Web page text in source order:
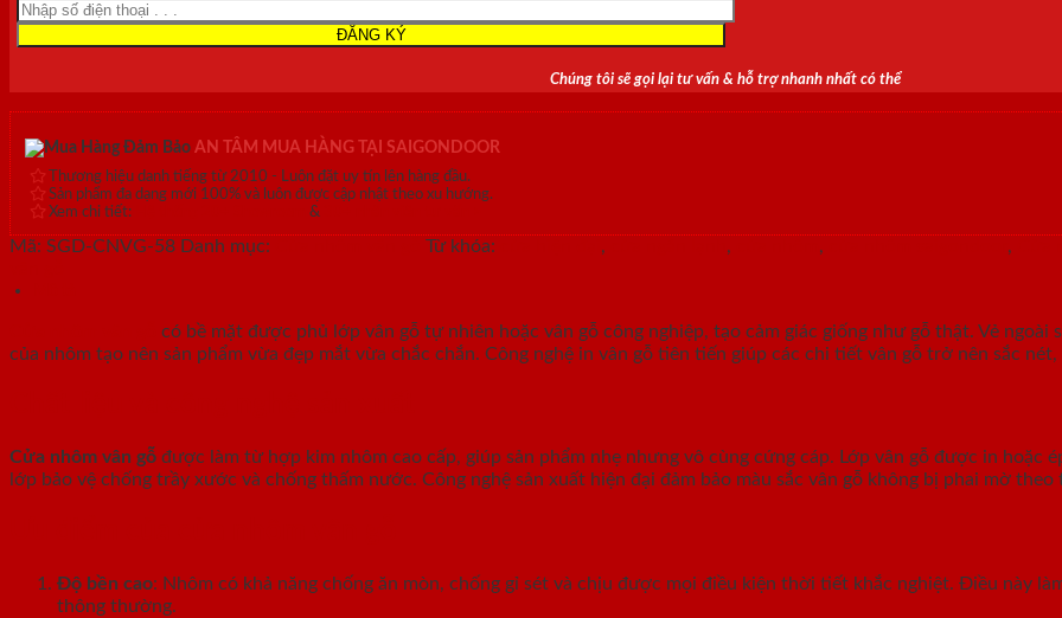
Chúng tôi sẽ gọi lại tư vấn & hỗ trợ nhanh nhất có thể
AN TÂM MUA HÀNG TẠI SAIGONDOOR
Thương hiệu danh tiếng từ 2010 - Luôn đặt uy tín lên hàng đầu.
Sản phẩm đa dạng mới 100% và luôn được cập nhật theo xu hướng.
Xem chi tiết:
&
Mã: SGD-CNVG-58 Danh mục: Từ khóa: , , , ,
có bề mặt được phủ lớp vân gỗ tự nhiên hoặc vân gỗ công nghiệp, tạo cảm giác giống như gỗ thật. Vẻ
của nhôm tạo nên sản phẩm vừa đẹp mắt vừa chắc chắn. Công nghệ in vân gỗ tiên tiến giúp các chi tiết vân gỗ trở nên sắc
Cửa nhôm vân gỗ được làm từ hợp kim nhôm cao cấp, giúp sản phẩm nhẹ nhưng vô cùng cứng cáp. Lớp vân gỗ được in hoặc
lớp bảo vệ chống trầy xước và chống thấm nước. Công nghệ sản xuất hiện đại đảm bảo màu sắc vân gỗ không bị phai mờ
Độ bền cao: Nhôm có khả năng chống ăn mòn, chống gỉ sét và chịu được mọi điều kiện thời tiết khắc nghiệt. Điều này
thông thường.